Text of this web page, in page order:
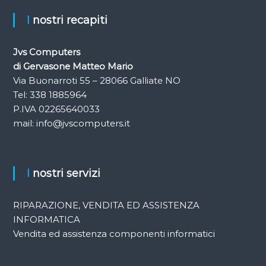
I nostri recapiti
Jvs Computers
di Gervasone Matteo Mario
Via Buonarroti 55 – 28066 Galliate NO
Tel: 338 1885964
P.IVA 02265640033
mail: info@jvscomputers.it
I nostri servizi
RIPARAZIONE, VENDITA ED ASSISTENZA
INFORMATICA
Vendita ed assistenza componenti informatici